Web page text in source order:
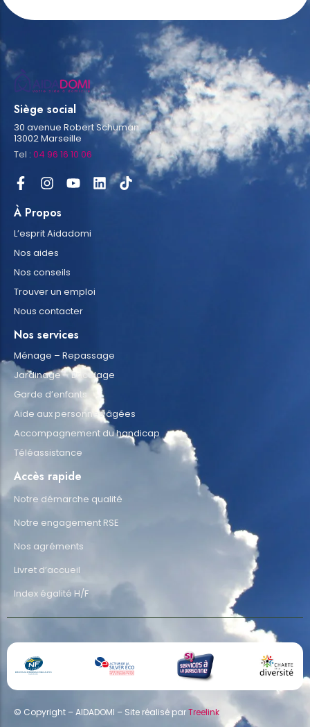
Siège social
30 avenue Robert Schuman
13002 Marseille
Tel : 04 96 16 10 06
À Propos
L’esprit Aidadomi
Nos aides
Nos conseils
Trouver un emploi
Nous contacter
Nos services
Ménage – Repassage
Jardinage – Bricolage
Garde d’enfants
Aide aux personnes âgées
Accompagnement du handicap
Téléassistance
Accès rapide
Notre démarche qualité
Notre engagement RSE
Nos agréments
Livret d’accueil
Index égalité H/F
© Copyright – AIDADOMI – Site réalisé parTreelink